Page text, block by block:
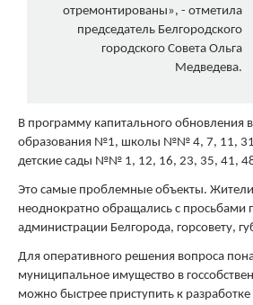
отремонтированы», - отметила
председатель Белгородского
городского Совета Ольга
Медведева.
В программу капитального обновления
образования №1, школы №№ 4, 7, 11,
детские сады №№ 1, 12, 16, 23, 35, 41,
Это самые проблемные объекты. Жители
неоднократно обращались с просьбами
администрации Белгорода, горсовету,
Для оперативного решения вопроса
муниципальное имущество в
можно быстрее приступить к